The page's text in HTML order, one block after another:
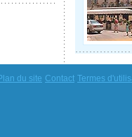
du site Contact Termes